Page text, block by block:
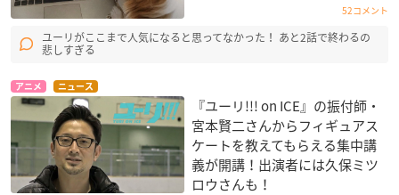
52コメント
ユーリがここまで人気になると思ってなかった！ あと2話で終わるの
悲しすぎる
アニメ ニュース
『ユーリ!!! on ICE』の振付師・
宮本賢二さんからフィギュアス
ケートを教えてもらえる集中講
義が開講！出演者には久保ミツ
ロウさんも！